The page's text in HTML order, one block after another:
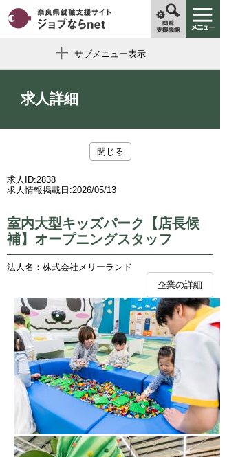
サブメニュー表示
求人詳細
閉じる
求人ID:2838
求人情報掲載日:2026/05/13
室内大型キッズパーク【店長候
補】オープニングスタッフ
法人名：株式会社メリーランド
企業の詳細